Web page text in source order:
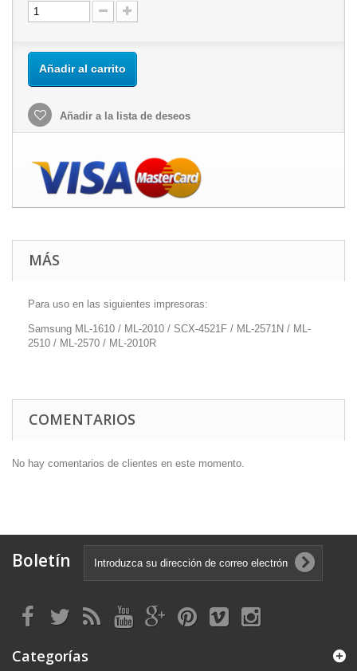
Añadir al carrito
Añadir a la lista de deseos
MÁS
Para uso en las siguientes impresoras:
Samsung ML-1610 / ML-2010 / SCX-4521F / ML-2571N / ML-
2510 / ML-2570 / ML-2010R
COMENTARIOS
No hay comentarios de clientes en este momento.
Boletín
Categorías